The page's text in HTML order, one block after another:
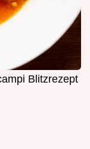
Blitzrezept